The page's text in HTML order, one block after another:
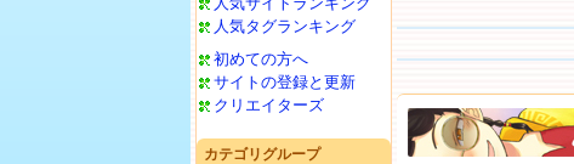
人気タグランキング
初めての方へ
サイトの登録と更新
クリエイターズ
カテゴリグループ